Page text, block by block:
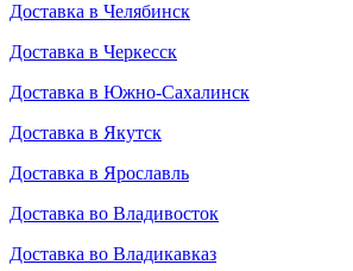
Доставка в Челябинск
Доставка в Черкесск
Доставка в Южно-Сахалинск
Доставка в Якутск
Доставка в Ярославль
Доставка во Владивосток
Доставка во Владикавказ